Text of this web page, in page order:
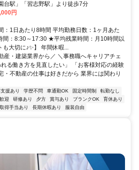
台駅」「習志野駅」より徒歩7分
円
：1日あたり8時間 平均勤務日数：1ヶ月あた
間：8:30～17:30 ★平均残業時間：月10時間以
も大切に♪✨】 年間休暇...
産・建築業界から／ ＼事務職へキャリアチェ
る働き方を見直したい」 「お客様対応の経験
・不動産の仕事は好きだから 業界には関わり
援あり 学歴不問 車通勤OK 固定時間制
転勤なし
迎 研修あり 夕方 賞与あり ブランクOK
育休あり
得手当あり 長期休暇あり 服装自由